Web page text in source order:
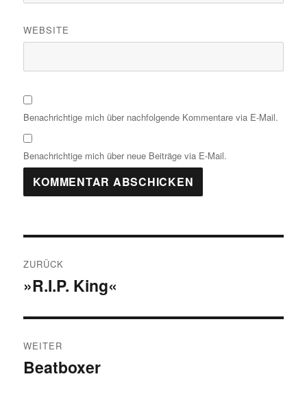
WEBSITE
Benachrichtige mich über nachfolgende Kommentare via E-Mail.
Benachrichtige mich über neue Beiträge via E-Mail.
ZURÜCK
Vorheriger
»R.I.P. King«
WEITER
Nächster
Beatboxer